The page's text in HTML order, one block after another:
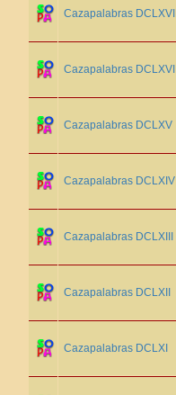
Cazapalabras DCLXVII
Cazapalabras DCLXVI
Cazapalabras DCLXV
Cazapalabras DCLXIV
Cazapalabras DCLXIII
Cazapalabras DCLXII
Cazapalabras DCLXI